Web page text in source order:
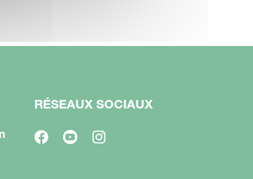
RÉSEAUX SOCIAUX